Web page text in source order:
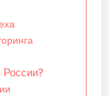
России?